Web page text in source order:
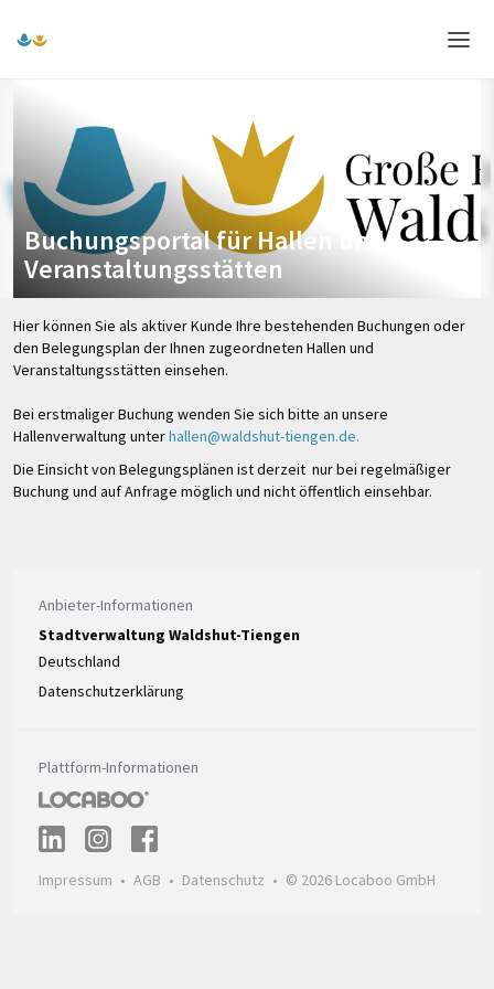
Sprache
Hilfe & Info
Buchungsportal für Hallen und
Veranstaltungsstätten
Hier können Sie als aktiver Kunde Ihre bestehenden Buchungen oder
den Belegungsplan der Ihnen zugeordneten Hallen und
Veranstaltungsstätten einsehen.
Bei erstmaliger Buchung wenden Sie sich bitte an unsere
Hallenverwaltung unterhallen@waldshut-tiengen.de.
Die Einsicht von Belegungsplänen ist derzeit nur bei regelmäßiger
Buchung und auf Anfrage möglich und nicht öffentlich einsehbar.
Anbieter-Informationen
Stadtverwaltung Waldshut-Tiengen
Deutschland
Datenschutzerklärung
Plattform-Informationen
Impressum AGB Datenschutz © 2026 Locaboo GmbH